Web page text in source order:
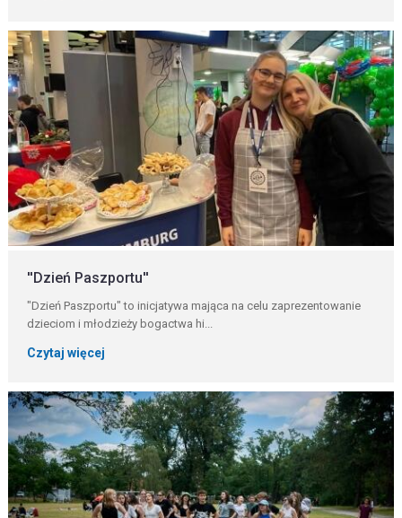
''Dzień Paszportu''
"Dzień Paszportu" to inicjatywa mająca na celu zaprezentowanie
dzieciom i młodzieży bogactwa hi...
Czytaj więcej